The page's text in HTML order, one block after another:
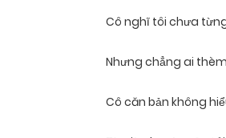
Cô nghĩ tôi chưa
Nhưng chẳng ai
Cô căn bản không